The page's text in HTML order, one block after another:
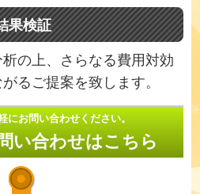
果検証
の上、さらなる費用対効
るご提案を致します。
にお問い合わせください。
い合わせはこちら